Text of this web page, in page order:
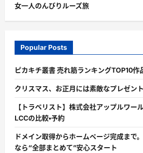
女一人のんびりルーズ旅
Popular Posts
ピカキチ叢書 売れ筋ランキングTOP10作
クリスマス、お正月には素敵なプレゼン
【トラベリスト】株式会社アップルワー
LCCの比較・予約
ドメイン取得からホームページ完成まで
なら“全部まとめて”安心スタート